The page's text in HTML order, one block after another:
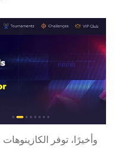
وأخيرًا، توفر